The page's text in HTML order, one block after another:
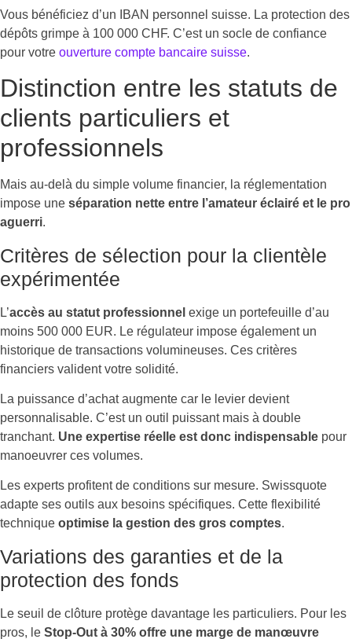
Vous bénéficiez d’un IBAN personnel suisse. La protection des
dépôts grimpe à 100 000 CHF. C’est un socle de confiance
pour votre ouverture compte bancaire suisse.
Distinction entre les statuts de
clients particuliers et
professionnels
Mais au-delà du simple volume financier, la réglementation
impose une séparation nette entre l’amateur éclairé et le pro
aguerri.
Critères de sélection pour la clientèle
expérimentée
L’accès au statut professionnel exige un portefeuille d’au
moins 500 000 EUR. Le régulateur impose également un
historique de transactions volumineuses. Ces critères
financiers valident votre solidité.
La puissance d’achat augmente car le levier devient
personnalisable. C’est un outil puissant mais à double
tranchant. Une expertise réelle est donc indispensable pour
manoeuvrer ces volumes.
Les experts profitent de conditions sur mesure. Swissquote
adapte ses outils aux besoins spécifiques. Cette flexibilité
technique optimise la gestion des gros comptes.
Variations des garanties et de la
protection des fonds
Le seuil de clôture protège davantage les particuliers. Pour les
pros, le Stop-Out à 30% offre une marge de manœuvre